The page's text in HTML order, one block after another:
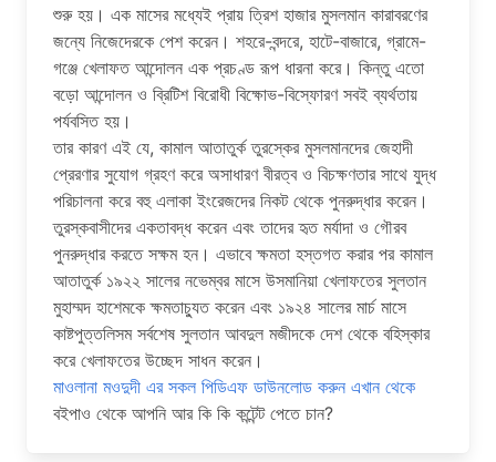
শুরু হয়। এক মাসের মধ্যেই প্রায় ত্রিশ হাজার মুসলমান কারাবরণের
জন্যে নিজেদেরকে পেশ করেন। শহরে-বন্দরে, হাটে-বাজারে, গ্রামে-
গঞ্জে খেলাফত আন্দোলন এক প্রচণ্ড রূপ ধারনা করে। কিন্তু এতো
বড়ো আন্দোলন ও ব্রিটিশ বিরোধী বিক্ষোভ-বিস্ফোরণ সবই ব্যর্থতায়
পর্যবসিত হয়।
তার কারণ এই যে, কামাল আতাতুর্ক তুরস্কের মুসলমানদের জেহাদী
প্রেরণার সুযোগ গ্রহণ করে অসাধারণ বীরত্ব ও বিচক্ষণতার সাথে যুদ্ধ
পরিচালনা করে বহু এলাকা ইংরেজদের নিকট থেকে পুনরুদ্ধার করেন।
তুরস্কবাসীদের একতাবদ্ধ করেন এবং তাদের হৃত মর্যাদা ও গৌরব
পুনরুদ্ধার করতে সক্ষম হন। এভাবে ক্ষমতা হস্তগত করার পর কামাল
আতাতুর্ক ১৯২২ সালের নভেম্বর মাসে উসমানিয়া খেলাফতের সুলতান
মুহাম্মদ হাশেমকে ক্ষমতাচ্যুত করেন এবং ১৯২৪ সালের মার্চ মাসে
কাষ্টপুত্তলিসম সর্বশেষ সুলতান আবদুল মজীদকে দেশ থেকে বহিস্কার
করে খেলাফতের উচ্ছেদ সাধন করেন।
মাওলানা মওদুদী এর সকল পিডিএফ ডাউনলোড করুন এখান থেকে
বইপাও থেকে আপনি আর কি কি কন্টেন্ট পেতে চান?